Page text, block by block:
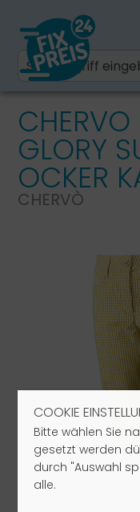
COOKIE
Bitte wählen Sie
gesetzt werden
durch "Auswahl
alle.
GLORY
OCKER
CHERVÒ